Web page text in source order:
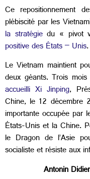
Ce repositionnement
plébiscité par les
la stratégiedu « pivot
positive des États – Unis.
Le Vietnam maintient
deux géants. Trois
accueilli Xi Jinping,
Chine, le 12 décembre
importante occupée par
États-Unis et la Chine.
le Dragon de l’Asie
socialiste et résiste aux
Antonin